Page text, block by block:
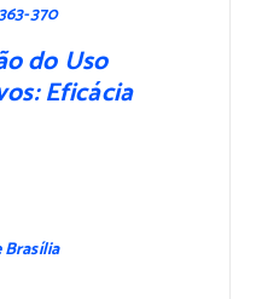
370
do Uso
Eficácia